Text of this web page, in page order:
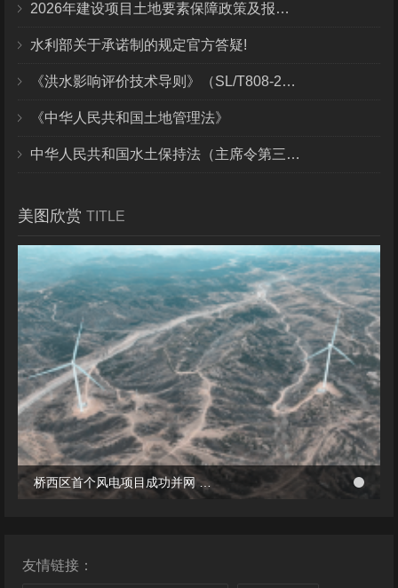
2026年建设项目土地要素保障政策及报批流程
水利部关于承诺制的规定官方答疑!
《洪水影响评价技术导则》（SL/T808-2025）核心解读
《中华人民共和国土地管理法》
中华人民共和国水土保持法（主席令第三十九号）
美图欣赏 TITLE
桥西区首个风电项目成功并网 助力绿电转型与乡村共富
冬季张北风景 桥西区首个风电项目成功并网 助力绿电转型与乡村共富
友情链接：